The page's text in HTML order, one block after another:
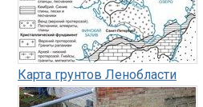
Карта грунтов Ленобласти